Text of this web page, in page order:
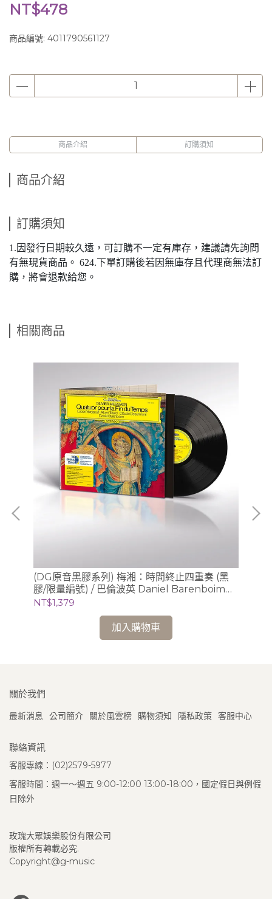
NT$478
商品編號: 4011790561127
商品介紹 訂購須知
商品介紹
訂購須知
1.因發行日期較久遠，可訂購不一定有庫存，建議請先詢問
有無現貨商品。 624.下單訂購後若因無庫存且代理商無法訂
購，將會退款給您。
相關商品
(DG原音黑膠系列) 梅湘：時間終止四重奏 (黑
膠/限量編號) / 巴倫波英 Daniel Barenboim
(鋼琴)
NT$1,379
加入購物車
關於我們
最新消息 公司簡介 關於風雲榜 購物須知 隱私政策 客服中心
聯絡資訊
客服專線：(02)2579-5977
客服時間：週一～週五 9:00-12:00 13:00-18:00，國定假日與例假
日除外
玫瑰大眾娛樂股份有限公司
版權所有轉載必究.
Copyright@g-music